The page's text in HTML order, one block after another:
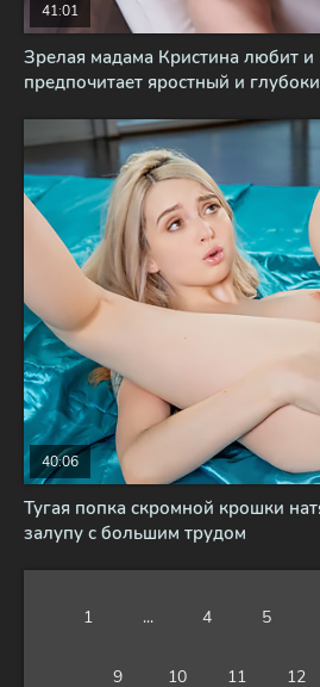
Зрелая мадама Кристина любит и
предпочитает яростный и
41:01
Тугая попка скромной крошки
залупу с большим трудом
40:06
1 ... 4 5
9 10 11 12